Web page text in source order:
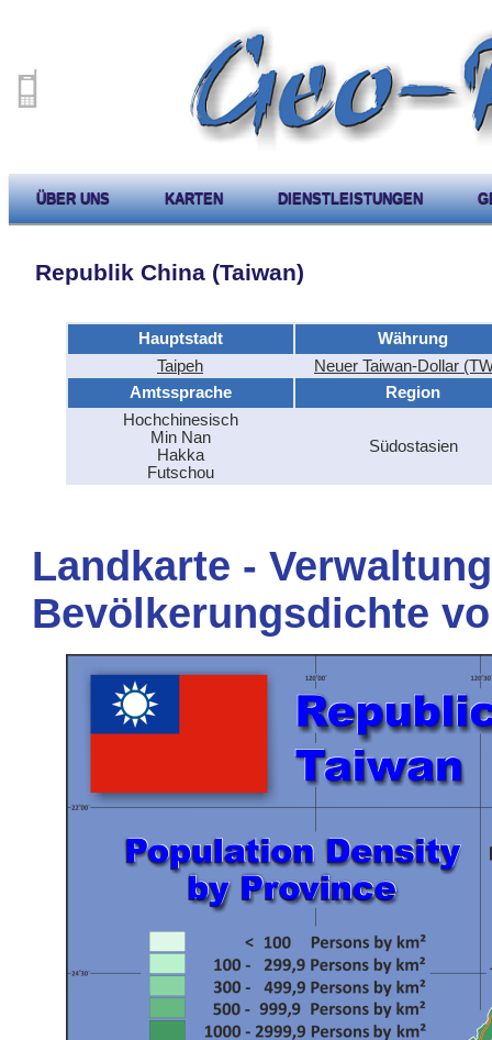
ÜBER UNS KARTEN DIENSTLEISTUNGEN
Republik China (Taiwan)
Hauptstadt
Währung
Taipeh
Neuer Taiwan-Dollar
Amtssprache
Region
Hochchinesisch
Min Nan
Hakka
Futschou
Südostasien
Landkarte -
Bevölkerungsdichte